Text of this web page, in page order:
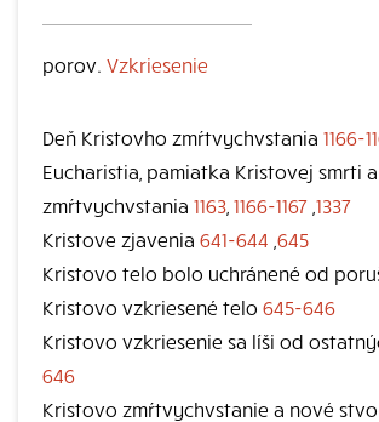
porov. Vzkriesenie
Deň Kristovho zmŕtvychvstania 1166-
Eucharistia, pamiatka Kristovej smrti a
zmŕtvychvstania 1163 1166-1167 1337
Kristove zjavenia 641-644 645
Kristovo telo bolo uchránené od
Kristovo vzkriesené telo 645-646
Kristovo vzkriesenie sa líši od
646
Kristovo zmŕtvychvstanie a nové